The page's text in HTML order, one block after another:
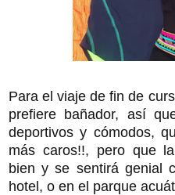
Para el viaje de fin de
prefiere bañador, así
deportivos y cómodos,
más caros!!, pero que
bien y se sentirá genial
hotel, o en el parque